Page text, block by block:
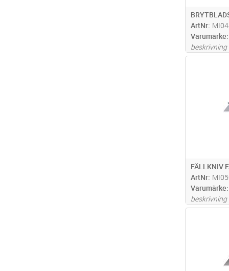
ArtNr
Varumärke
beskrivning
FÄLLKNIV
ArtNr
Varumärke
beskrivning